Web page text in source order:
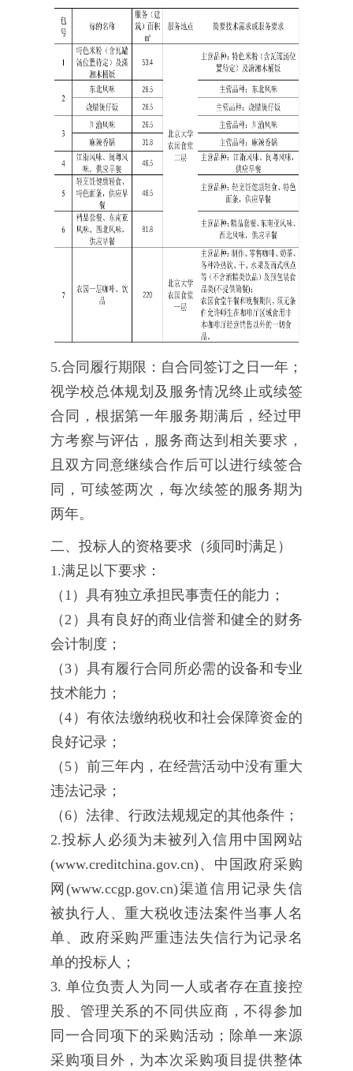
5.合同履行期限：自合同签订之日一年；
视学校总体规划及服务情况终止或续签
合同，根据第一年服务期满后，经过甲
方考察与评估，服务商达到相关要求，
且双方同意继续合作后可以进行续签合
同，可续签两次，每次续签的服务期为
两年。
二、投标人的资格要求（须同时满足）
1.满足以下要求：
（1）具有独立承担民事责任的能力；
（2）具有良好的商业信誉和健全的财务
会计制度；
（3）具有履行合同所必需的设备和专业
技术能力；
（4）有依法缴纳税收和社会保障资金的
良好记录；
（5）前三年内，在经营活动中没有重大
违法记录；
（6）法律、行政法规规定的其他条件；
2.投标人必须为未被列入信用中国网站
(www.creditchina.gov.cn)、中国政府采购
网(www.ccgp.gov.cn)渠道信用记录失信
被执行人、重大税收违法案件当事人名
单、政府采购严重违法失信行为记录名
单的投标人；
3. 单位负责人为同一人或者存在直接控
股、管理关系的不同供应商，不得参加
同一合同项下的采购活动；除单一来源
采购项目外，为本次采购项目提供整体